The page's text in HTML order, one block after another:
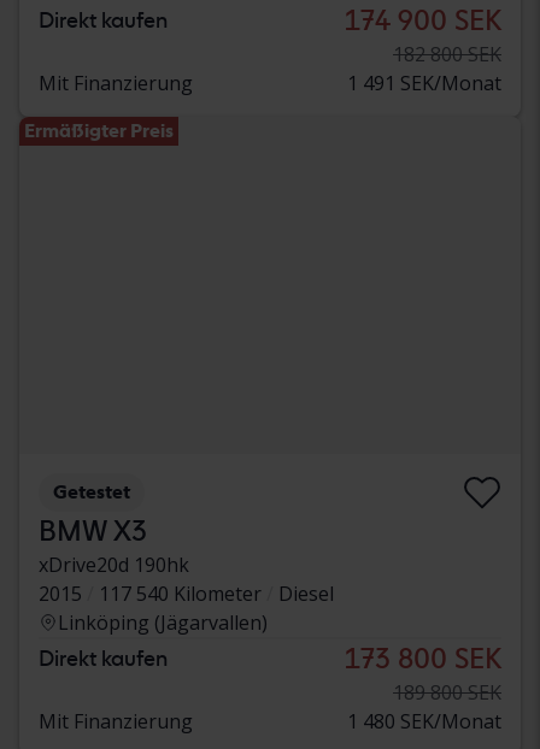
Direkt kaufen 174 900 SEK
182 800 SEK
Mit Finanzierung
1 491 SEK/Monat
Ermäßigter Preis
Getestet
BMW X3
xDrive20d 190hk
2015
117 540 Kilometer
Diesel
Linköping (Jägarvallen)
Direkt kaufen 173 800 SEK
189 800 SEK
Mit Finanzierung
1 480 SEK/Monat